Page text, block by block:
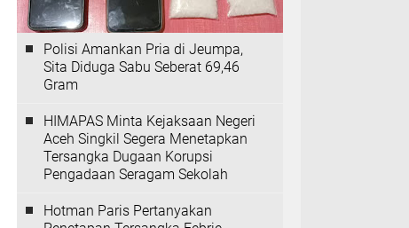
Polisi Amankan Pria di Jeumpa,
Sita Diduga Sabu Seberat 69,46
Gram
HIMAPAS Minta Kejaksaan Negeri
Aceh Singkil Segera Menetapkan
Tersangka Dugaan Korupsi
Pengadaan Seragam Sekolah
Hotman Paris Pertanyakan